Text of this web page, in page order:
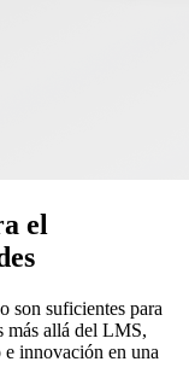
el
son suficientes para
más allá del LMS,
innovación en una